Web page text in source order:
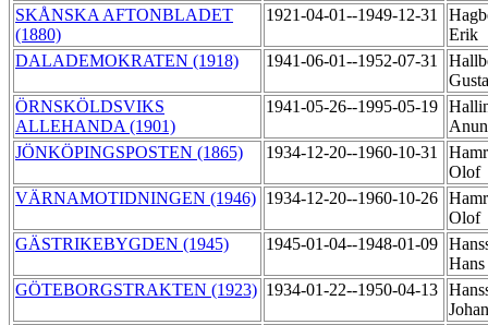
SKÅNSKA AFTONBLADET
(1880)
1921-04-01--1949-12-31
Erik
DALADEMOKRATEN (1918)
1941-06-01--1952-07-31
ÖRNSKÖLDSVIKS
ALLEHANDA (1901)
1941-05-26--1995-05-19
JÖNKÖPINGSPOSTEN (1865)
1934-12-20--1960-10-31
Olof
VÄRNAMOTIDNINGEN (1946) 1934-12-20--1960-10-26
Olof
GÄSTRIKEBYGDEN (1945)
1945-01-04--1948-01-09
Hans
GÖTEBORGSTRAKTEN (1923) 1934-01-22--1950-04-13